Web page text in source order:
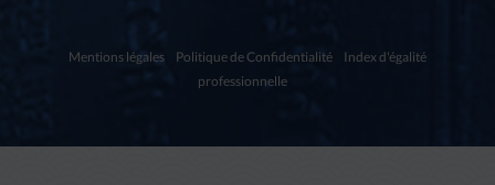
Mentions légales Politique de Confidentialité
Index d'égalité
professionnelle